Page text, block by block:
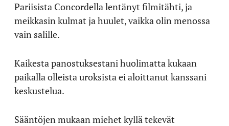
Pariisista Concordella lentänyt filmitähti, ja
meikkasin kulmat ja huulet, vaikka olin menossa
vain salille.
Kaikesta panostuksestani huolimatta kukaan
paikalla olleista uroksista ei aloittanut kanssani
keskustelua.
Sääntöjen mukaan miehet kyllä tekevät